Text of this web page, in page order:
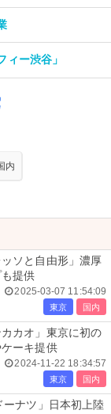
ィー渋谷」
内
ソと自由形」濃厚
提供
2025-03-07 11:54:09
東京 国内
カオ」東京に初の
ーキ提供
2024-11-22 18:34:57
東京 国内
ーナツ」日本初上陸